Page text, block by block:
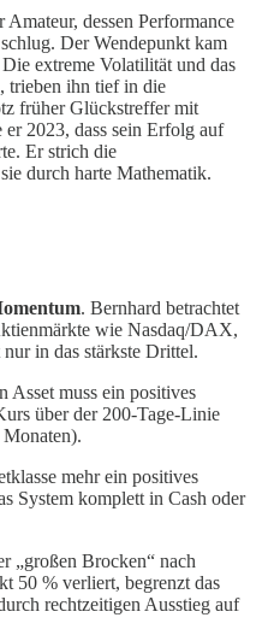
Amateur, dessen Performance
Der Wendepunkt kam
extreme Volatilität und das
trieben ihn tief in die
früher Glückstreffer mit
2023, dass sein Erfolg auf
Er strich die
durch harte Mathematik.
. Bernhard betrachtet
wie Nasdaq/DAX,
in das stärkste Drittel.
Asset muss ein positives
über der 200-Tage-Linie
mehr ein positives
System komplett in Cash oder
„großen Brocken“ nach
50 % verliert, begrenzt das
rechtzeitigen Ausstieg auf